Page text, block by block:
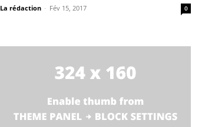
La rédaction - Fév 15, 2017 0